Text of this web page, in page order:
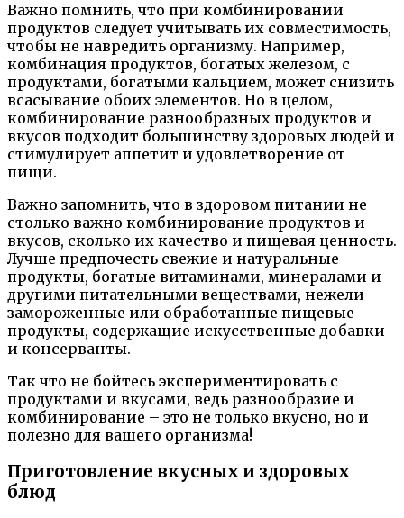
Важно помнить, что при комбинировании
продуктов следует учитывать их совместимость,
чтобы не навредить организму. Например,
комбинация продуктов, богатых железом, с
продуктами, богатыми кальцием, может снизить
всасывание обоих элементов. Но в целом,
комбинирование разнообразных продуктов и
вкусов подходит большинству здоровых людей и
стимулирует аппетит и удовлетворение от
пищи.
Важно запомнить, что в здоровом питании не
столько важно комбинирование продуктов и
вкусов, сколько их качество и пищевая ценность.
Лучше предпочесть свежие и натуральные
продукты, богатые витаминами, минералами и
другими питательными веществами, нежели
замороженные или обработанные пищевые
продукты, содержащие искусственные добавки
и консерванты.
Так что не бойтесь экспериментировать с
продуктами и вкусами, ведь разнообразие и
комбинирование – это не только вкусно, но и
полезно для вашего организма!
Приготовление вкусных и здоровых
блюд